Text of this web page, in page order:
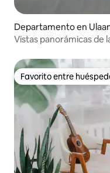
Departamento en
Vistas panorámicas de
Favorito entre
Favorito entre